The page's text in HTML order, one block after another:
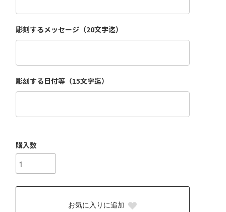
彫刻するメッセージ（20文字迄）
彫刻する日付等（15文字迄）
購入数
お気に入りに追加